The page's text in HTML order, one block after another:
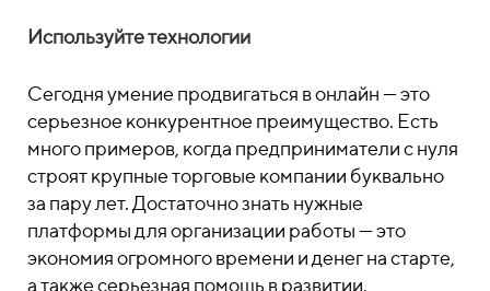
Используйте технологии
Сегодня умение продвигаться в онлайн — это
серьезное конкурентное преимущество. Есть
много примеров, когда предприниматели с нуля
строят крупные торговые компании буквально
за пару лет. Достаточно знать нужные
платформы для организации работы — это
экономия огромного времени и денег на старте,
а также серьезная помощь в развитии.